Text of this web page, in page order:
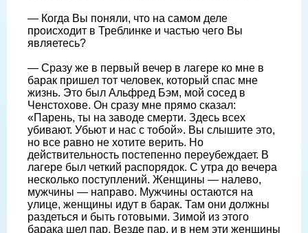
— Когда Вы поняли, что на самом деле
происходит в Треблинке и частью чего Вы
являетесь?
— Сразу же в первый вечер в лагере ко мне в
барак пришел тот человек, который спас мне
жизнь. Это был Альфред Бэм, мой сосед в
Ченстохове. Он сразу мне прямо сказал:
«Парень, ты на заводе смерти. Здесь всех
убивают. Убьют и нас с тобой». Вы слышите это,
но все равно не хотите верить. Но
действительность постепенно переубеждает. В
лагере был четкий распорядок. С утра до вечера
несколько поступлений. Женщины — налево,
мужчины — направо. Мужчины остаются на
улице, женщины идут в барак. Там они должны
раздеться и быть готовыми. Зимой из этого
барака шел пар. Везде пар, и в нем эти женщины